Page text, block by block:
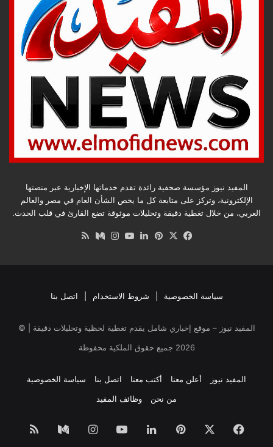
المفيد نيوز مؤسسة صحفية رائدة تقدم خدماتها الإخبارية عبر منصتها
الإلكترونية، وتركز على متابعة كل ما يخص الشأن العام في مصر والعالم
العربي، من خلال تغطية دقيقة وتحليلات موثوقة تضع القارئ في قلب الحدث.
فيسبوك
‫X بينتيريست
لينكدإن‫YouTube
انستقرام
وسط
سياسة الخصوصية شروط الاستخدام اتصل بنا
المفيد نيوز – موقع إخباري شامل يقدم تغطية لحظية وتحليلات دقيقة | ©
2026 جميع حقوق الملكية محفوظة
المفيد نيوز أعلن معنا أكتب معنا اتصل بنا
سياسة الخصوصية
من نحن
وظائف المفيد
فيسبوك بينتيريستلينكدإن‫YouTubeانستقراموسط ملخص